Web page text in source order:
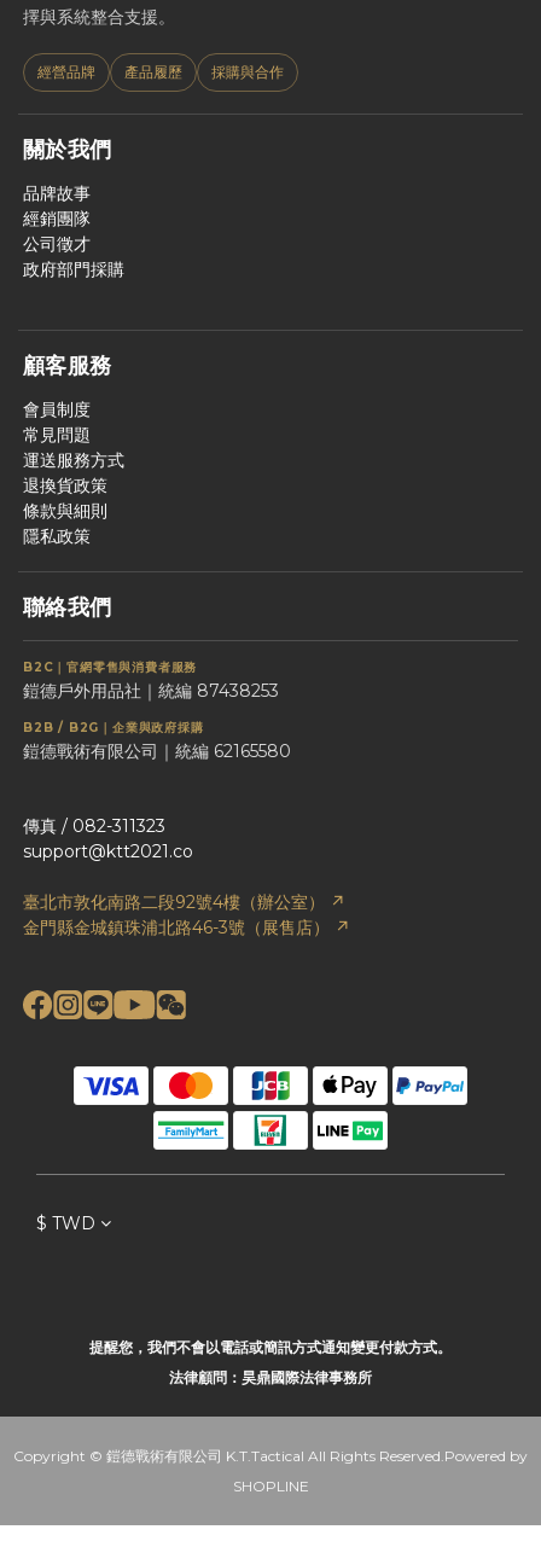
擇與系統整合支援。
經營品牌 產品履歷 採購與合作
關於我們
品牌故事
經銷團隊
公司徵才
政府部門採購
顧客服務
會員制度
常見問題
運送服務方式
退換貨政策
條款與細則
隱私政策
聯絡我們
B2C｜官網零售與消費者服務
鎧德戶外用品社｜統編 87438253
B2B / B2G｜企業與政府採購
鎧德戰術有限公司｜統編 62165580
傳真 / 082-311323
support@ktt2021.co
臺北市敦化南路二段92號4樓（辦公室） ↗
金門縣金城鎮珠浦北路46-3號（展售店） ↗
$ TWD
提醒您，我們不會以電話或簡訊方式通知變更付款方式。
法律顧問：昊鼎國際法律事務所
Copyright © 鎧德戰術有限公司 K.T.Tactical All Rights Reserved.Powered by
SHOPLINE